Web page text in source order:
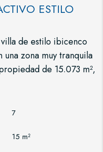
ESTILO
de estilo ibicenco
zona muy tranquila
de 15.073 m²,
7
15 m²